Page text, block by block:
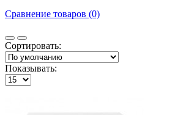
Сравнение товаров (0)
Сортировать:
Показывать: